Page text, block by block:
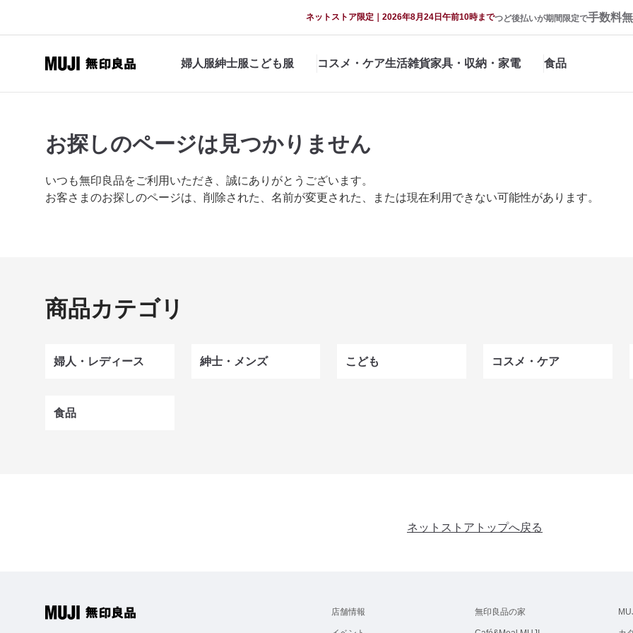
ネットストア限定｜2026年8月24日午前10時までつど後払いが期間限定で手数料
婦人服紳士服こども服 コスメ・ケア生活雑貨家具・収納・家電 食品
お探しのページは 見つかりません
いつも無印良品をご利用いただき、誠にありがとうございます。
お客さまのお探しのページは、削除された、名前が変更された、または現在利用できない可能性があります。
商品カテゴリ
婦人・レディース 紳士・メンズ こども コスメ・ケア
食品
ネットストアトップへ戻る
店舗情報 無印良品の家